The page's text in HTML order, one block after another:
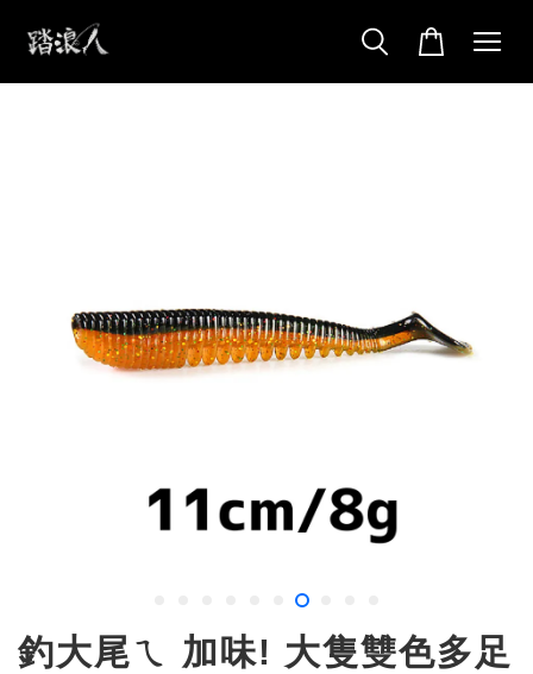
釣大尾ㄟ 加味! 大隻雙色多足